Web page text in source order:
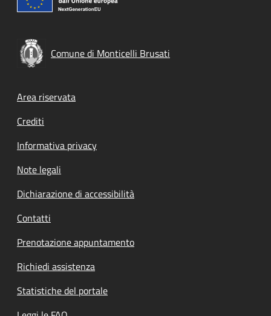
Comune di Monticelli Brusati
Footer menu
Area riservata
Crediti
Informativa privacy
Note legali
Dichiarazione di accessibilità
Contatti
Prenotazione appuntamento
Richiedi assistenza
Statistiche del portale